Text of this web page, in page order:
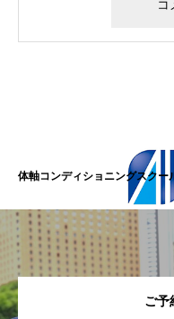
体軸コンディショニングスクー
ご予